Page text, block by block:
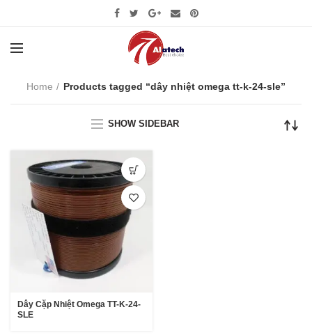
Home Products tagged “dây nhiệt omega tt-k-24-sle”
SHOW SIDEBAR
Dây Cặp Nhiệt Omega TT-K-24-
SLE